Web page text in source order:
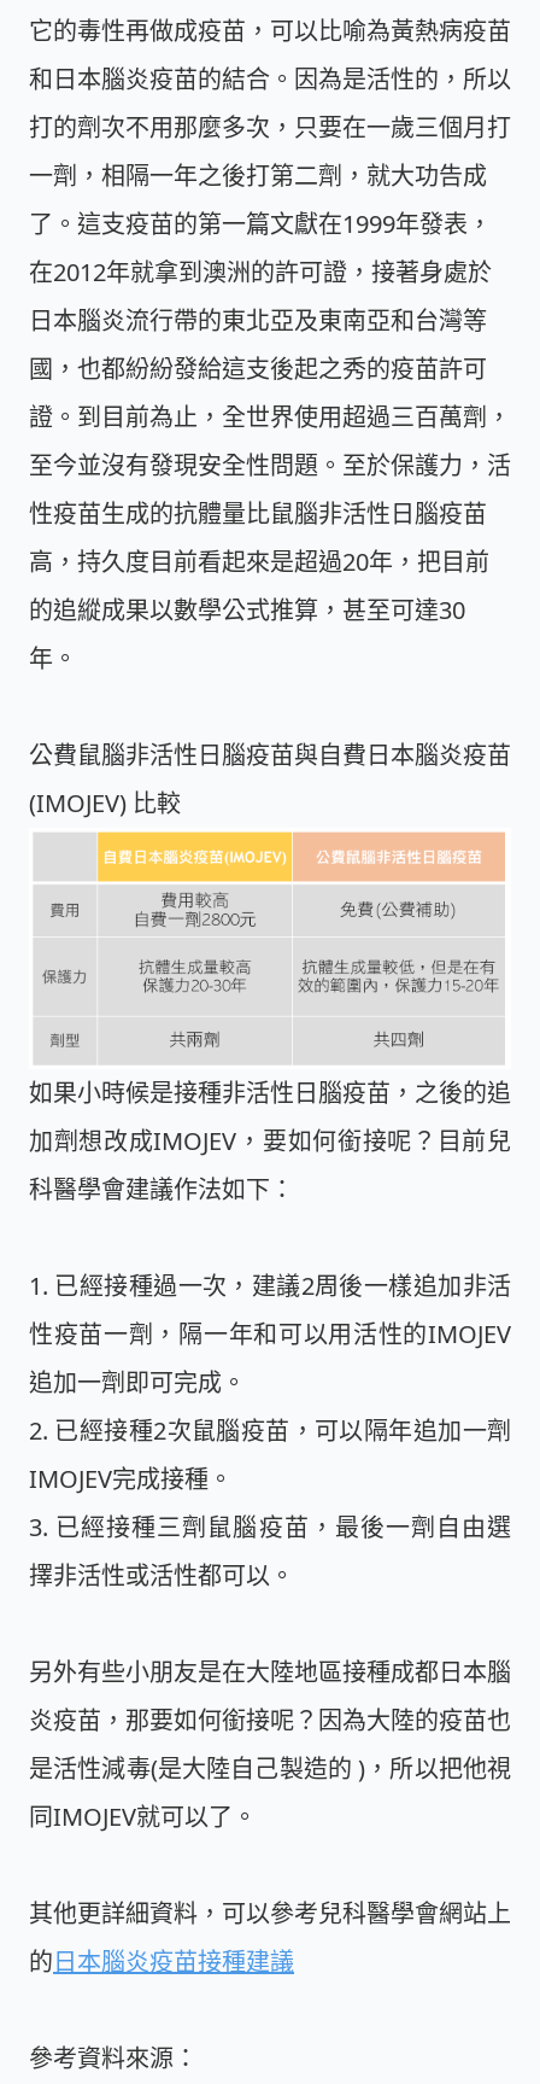
它的毒性再做成疫苗，可以比喻為黃熱病疫苗
和日本腦炎疫苗的結合。因為是活性的，所以
打的劑次不用那麼多次，只要在一歲三個月打
一劑，相隔一年之後打第二劑，就大功告成
了。這支疫苗的第一篇文獻在1999年發表，
在2012年就拿到澳洲的許可證，接著身處於
日本腦炎流行帶的東北亞及東南亞和台灣等
國，也都紛紛發給這支後起之秀的疫苗許可
證。到目前為止，全世界使用超過三百萬劑，
至今並沒有發現安全性問題。至於保護力，活
性疫苗生成的抗體量比鼠腦非活性日腦疫苗
高，持久度目前看起來是超過20年，把目前
的追縱成果以數學公式推算，甚至可達30
年。
公費鼠腦非活性日腦疫苗與自費日本腦炎疫苗
(IMOJEV) 比較
如果小時候是接種非活性日腦疫苗，之後的追
加劑想改成IMOJEV，要如何銜接呢？目前兒
科醫學會建議作法如下：
1. 已經接種過一次，建議2周後一樣追加非活
性疫苗一劑，隔一年和可以用活性的IMOJEV
追加一劑即可完成。
2. 已經接種2次鼠腦疫苗，可以隔年追加一劑
IMOJEV完成接種。
3. 已經接種三劑鼠腦疫苗，最後一劑自由選
擇非活性或活性都可以。
另外有些小朋友是在大陸地區接種成都日本腦
炎疫苗，那要如何銜接呢？因為大陸的疫苗也
是活性減毒(是大陸自己製造的 )，所以把他視
同IMOJEV就可以了。
其他更詳細資料，可以參考兒科醫學會網站上
的日本腦炎疫苗接種建議
參考資料來源：